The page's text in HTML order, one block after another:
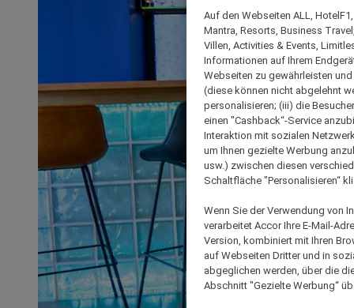
Auf den Webseiten ALL,
Mantra, Resorts, Business
Villen, Activities & Events,
Informationen auf Ihrem
Webseiten zu gewährleisten
(diese können nicht abgelehnt
personalisieren; (iii) die
einen "Cashback“-Service
Interaktion mit sozialen
um Ihnen gezielte Werbung
usw.) zwischen diesen
Schaltfläche "Personalisieren“
Wenn Sie der Verwendung von
verarbeitet Accor Ihre E-Mail-
Version, kombiniert mit Ihren
auf Webseiten Dritter und in
abgeglichen werden, über die
Abschnitt "Gezielte Werbung“